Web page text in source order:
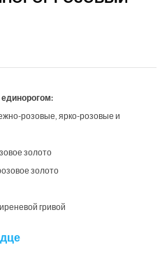
розовые, ярко-розовые и
золото
золото
гривой